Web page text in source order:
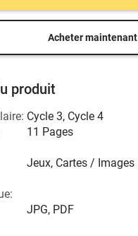
Acheter maintenant
produit
Cycle 3, Cycle 4
11 Pages
Jeux, Cartes / Images
JPG, PDF